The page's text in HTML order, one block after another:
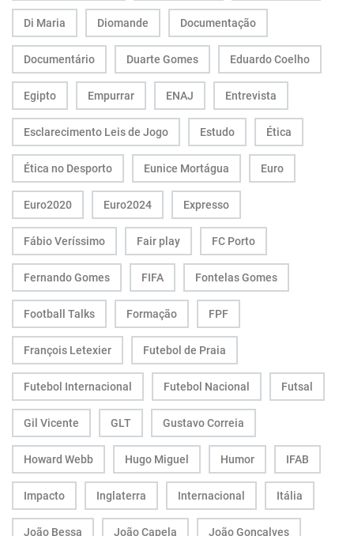
Di Maria Diomande Documentação
Documentário Duarte Gomes Eduardo Coelho
Egipto Empurrar ENAJ Entrevista
Esclarecimento Leis de Jogo Estudo Ética
Ética no Desporto Eunice Mortágua Euro
Euro2020 Euro2024 Expresso
Fábio Veríssimo Fair play FC Porto
Fernando Gomes FIFA Fontelas Gomes
Football Talks Formação FPF
François Letexier Futebol de Praia
Futebol Internacional Futebol Nacional Futsal
Gil Vicente GLT Gustavo Correia
Howard Webb Hugo Miguel Humor IFAB
Impacto Inglaterra Internacional Itália
João Bessa João Capela João Gonçalves